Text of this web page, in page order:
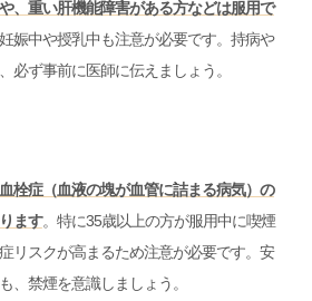
、重い肝機能障害がある方などは服用で
娠中や授乳中も注意が必要です。持病や
必ず事前に医師に伝えましょう。
栓症（血液の塊が血管に詰まる病気）の
ます。特に35歳以上の方が服用中に喫煙
リスクが高まるため注意が必要です。安
、禁煙を意識しましょう。